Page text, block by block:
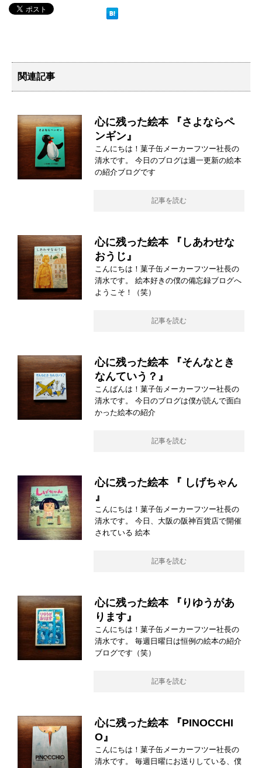
関連記事
心に残った絵本 『さよならペ
ンギン』
こんにちは！菓子缶メーカーフツー社長の
清水です。 今日のブログは週一更新の絵本
の紹介ブログです
記事を読む
心に残った絵本 『しあわせな
おうじ』
こんにちは！菓子缶メーカーフツー社長の
清水です。 絵本好きの僕の備忘録ブログへ
ようこそ！（笑）
記事を読む
心に残った絵本 『そんなとき
なんていう？』
こんばんは！菓子缶メーカーフツー社長の
清水です。 今日のブログは僕が読んで面白
かった絵本の紹介
記事を読む
心に残った絵本 『 しげちゃん
』
こんにちは！菓子缶メーカーフツー社長の
清水です。 今日、大阪の阪神百貨店で開催
されている 絵本
記事を読む
心に残った絵本 『りゆうがあ
ります』
こんにちは！菓子缶メーカーフツー社長の
清水です。 毎週日曜日は恒例の絵本の紹介
ブログです（笑）
記事を読む
心に残った絵本 『PINOCCHI
O』
こんにちは！菓子缶メーカーフツー社長の
清水です。 毎週日曜にお送りしている、僕